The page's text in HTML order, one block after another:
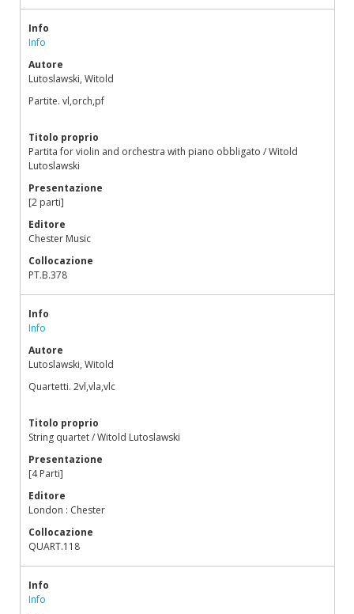
Info
Info
Autore
Lutoslawski, Witold
Partite. vl,orch,pf
Titolo proprio
Partita for violin and orchestra with piano obbligato / Witold
Lutoslawski
Presentazione
[2 parti]
Editore
Chester Music
Collocazione
PT.B.378
Info
Info
Autore
Lutoslawski, Witold
Quartetti. 2vl,vla,vlc
Titolo proprio
String quartet / Witold Lutoslawski
Presentazione
[4 Parti]
Editore
London : Chester
Collocazione
QUART.118
Info
Info